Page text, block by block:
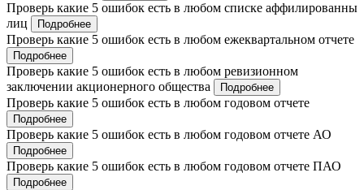
Проверь какие 5 ошибок есть в любом списке аффилированны
лиц
Подробнее
Проверь какие 5 ошибок есть в любом ежеквартальном отчете
Подробнее
Проверь какие 5 ошибок есть в любом ревизионном
заключении акционерного общества
Подробнее
Проверь какие 5 ошибок есть в любом годовом отчете
Подробнее
Проверь какие 5 ошибок есть в любом годовом отчете АО
Подробнее
Проверь какие 5 ошибок есть в любом годовом отчете ПАО
Подробнее